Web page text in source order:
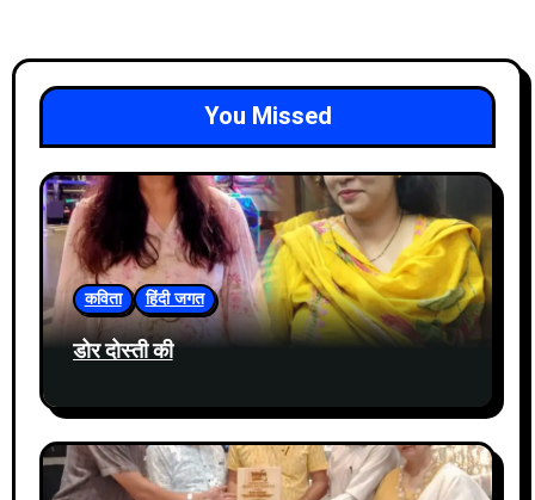
You Missed
कविता हिंदी जगत
डोर दोस्ती की